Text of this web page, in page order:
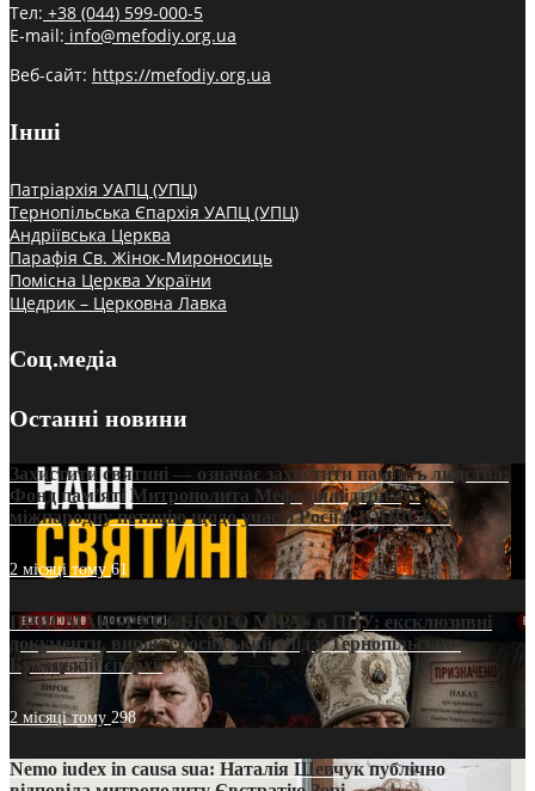
Тел: +38 (044) 599-000-5
E-mail: info@mefodiy.org.ua
Веб-сайт: https://mefodiy.org.ua
Інші
Патріархія УАПЦ (УПЦ)
Тернопільська Єпархія УАПЦ (УПЦ)
Андріївська Церква
Парафія Св. Жінок-Мироносиць
Помісна Церква України
Щедрик – Церковна Лавка
Соц.медіа
Останні новини
Захистити святині — означає захистити пам’ять людства:
Фонд пам’яті Митрополита Мефодія підтримує
міжнародну петицію щодо участі Росії в ЮНЕСКО
2 місяці тому61
ПРИСМАК «РУССЬКОГО МІРА» в ПЦУ: ексклюзивні
документи, вирок і російський слід у Тернопільсько-
Бучацькій єпархії
2 місяці тому 298
Nemo iudex in causa sua: Наталія Шевчук публічно